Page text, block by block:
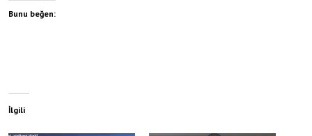
Bunu beğen:
İlgili